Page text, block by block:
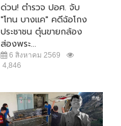
ด่วน! ตำรวจ ปอศ. จับ
"โทน บางแค" คดีฉ้อโกง
ประชาชน ตุ๋นขายกล้อง
ส่องพระ...
6 สิงหาคม 2569
4,846